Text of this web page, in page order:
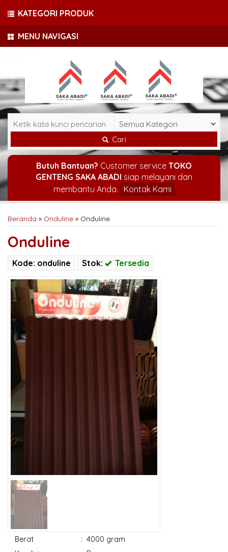
MENU NAVIGASI
Cari
Butuh Bantuan? Customer service TOKO
GENTENG SAKA ABADI siap melayani dan
membantu Anda.
Kontak Kami
Beranda » Onduline » Onduline
Onduline
Kode: onduline Stok: Tersedia
Berat : 4000 gram
KATEGORI PRODUK